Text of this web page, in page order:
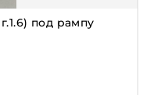
под рампу